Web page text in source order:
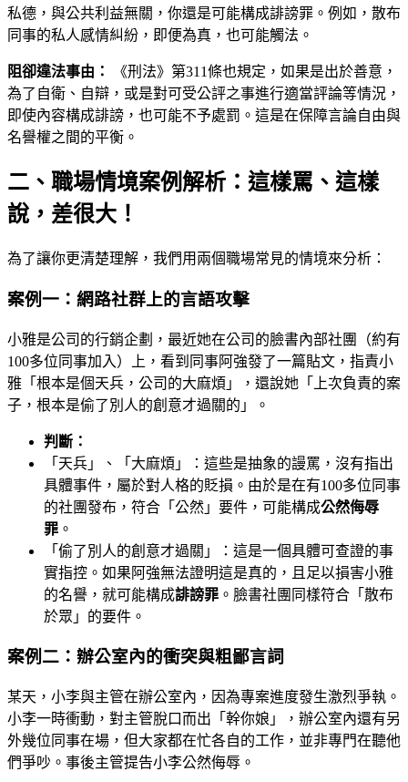
私德，與公共利益無關，你還是可能構成誹謗罪。例如，散布
同事的私人感情糾紛，即便為真，也可能觸法。
阻卻違法事由：
《刑法》第311條也規定，如果是出於善意，
為了自衛、自辯，或是對可受公評之事進行適當評論等情況，
即使內容構成誹謗，也可能不予處罰。這是在保障言論自由與
名譽權之間的平衡。
二、職場情境案例解析：這樣罵、這樣
說，差很大！
為了讓你更清楚理解，我們用兩個職場常見的情境來分析：
案例一：網路社群上的言語攻擊
小雅是公司的行銷企劃，最近她在公司的臉書內部社團（約有
100多位同事加入）上，看到同事阿強發了一篇貼文，指責小
雅「根本是個天兵，公司的大麻煩」，還說她「上次負責的案
子，根本是偷了別人的創意才過關的」。
判斷：
「天兵」、「大麻煩」：這些是抽象的謾罵，沒有指出
具體事件，屬於對人格的貶損。由於是在有100多位同事
的社團發布，符合「公然」要件，可能構成公然侮辱
罪 。
「偷了別人的創意才過關」：這是一個具體可查證的事
實指控。如果阿強無法證明這是真的，且足以損害小雅
的名譽，就可能構成誹謗罪 。臉書社團同樣符合「散布
於眾」的要件。
案例二：辦公室內的衝突與粗鄙言詞
某天，小李與主管在辦公室內，因為專案進度發生激烈爭執。
小李一時衝動，對主管脫口而出「幹你娘」，辦公室內還有另
外幾位同事在場，但大家都在忙各自的工作，並非專門在聽他
們爭吵。事後主管提告小李公然侮辱。